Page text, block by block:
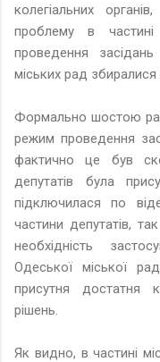
колегіальних
проблему в
проведення
міських рад
Формально шостою
режим проведення
фактично це був
депутатів була
підключилася по
частини депутатів,
необхідність
Одеської міської
присутня достатня
рішень.
Як видно, в частині